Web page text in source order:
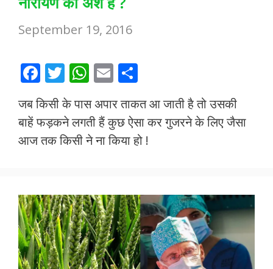
September 19, 2016
F
ac
e
b
o
k
T
w
itt
er
W
at
s
A
p
E
ai
l
ar
e
जब किसी के पास अपार ताकत आ जाती है तो उसकी
बाहें फड़कने लगती हैं कुछ ऐसा कर गुजरने के लिए जैसा
आज तक किसी ने ना किया हो !